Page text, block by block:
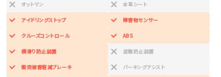
オットマン 本革シート
アイドリングストップ 障害物センサー
クルーズコントロール ABS
横滑り防止装置 盗難防止装置
衝突被害軽減ブレーキ パーキングアシスト